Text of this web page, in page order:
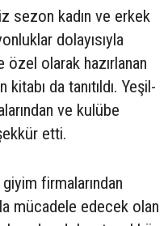
sezon kadın ve erkek
dolayısıyla
özel olarak hazırlanan
da tanıtıldı. Yeşil-
ve kulübe
etti.
firmalarından
mücadele edecek olan